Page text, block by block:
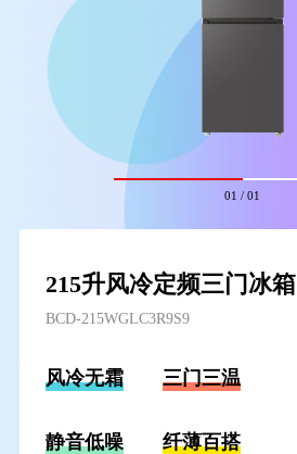
01 /01
215升风冷定频三门冰箱
BCD-215WGLC3R9S9
风冷无霜 三门三温
静音低噪 纤薄百搭